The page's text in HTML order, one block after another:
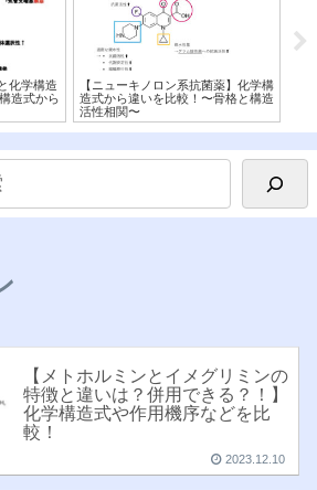
化学構造
造式から
【ニューキノロン系抗菌薬】化学構
造式から違いを比較！〜骨格と構造
活性相関〜
【メトホルミンとイメグリミンの
特徴と違いは？併用できる？！】
化学構造式や作用機序などを比
較！
2023.12.10